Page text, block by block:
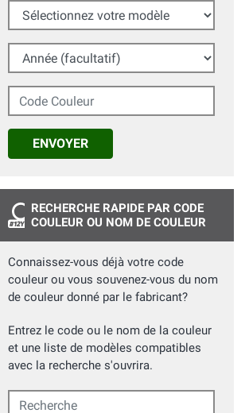
Sélectionnez votre modèle
Année (facultatif)
Code Couleur
ENVOYER
RECHERCHE RAPIDE PAR CODE
COULEUR OU NOM DE COULEUR
Connaissez-vous déjà votre code
couleur ou vous souvenez-vous du nom
de couleur donné par le fabricant?
Entrez le code ou le nom de la couleur
et une liste de modèles compatibles
avec la recherche s'ouvrira.
Recherche